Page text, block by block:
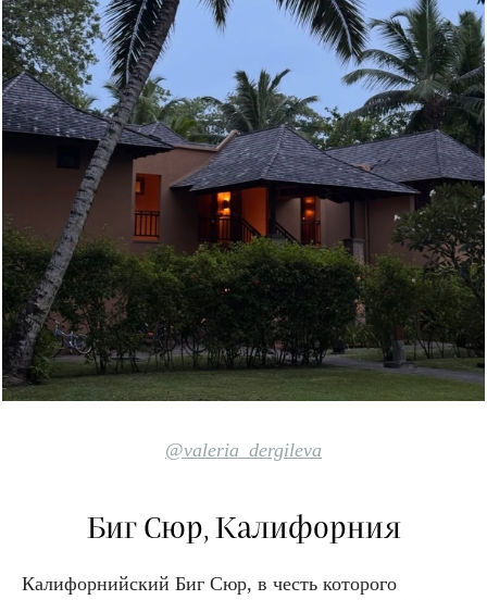
@valeria_dergileva
Биг Сюр, Калифорния
Калифорнийский Биг Сюр, в честь которого